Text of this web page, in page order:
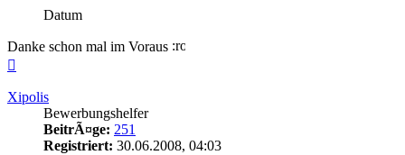
Datum
Danke schon mal im Voraus
Xipolis
Bewerbungshelfer
BeitrÃ¤ge: 251
Registriert: 30.06.2008, 04:03